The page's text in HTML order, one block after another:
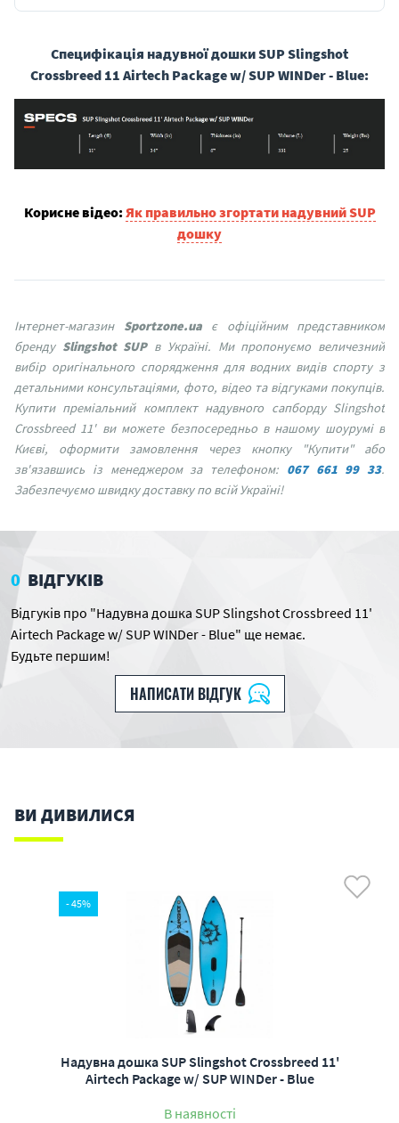
Специфікація надувної дошки SUP Slingshot
Crossbreed 11 Airtech Package w/ SUP WINDer - Blue:
Корисне відео:Як правильно згортати надувний SUP
дошку
Інтернет-магазин Sportzone.uaє офіційним представником
бренду Slingshot SUPв Україні. Ми пропонуємо величезний
вибір оригінального спорядження для водних видів спорту з
детальними консультаціями, фото, відео та відгуками покупців.
Купити преміальний комплект надувного сапборду Slingshot
Crossbreed 11' ви можете безпосередньо в нашому шоурумі в
Києві, оформити замовлення через кнопку "Купити" або
зв'язавшись із менеджером за телефоном: 067 661 99 33.
Забезпечуємо швидку доставку по всій Україні!
0 ВІДГУКІВ
Відгуків про "Надувна дошка SUP Slingshot Crossbreed 11'
Airtech Package w/ SUP WINDer - Blue" ще немає.
Будьте першим!
НАПИСАТИ ВІДГУК
ВИ ДИВИЛИСЯ
- 45%
Надувна дошка SUP Slingshot Crossbreed 11'
Airtech Package w/ SUP WINDer - Blue
В наявності